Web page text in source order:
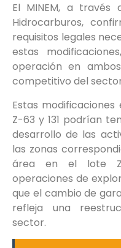
El MINEM, a través
Hidrocarburos,
requisitos legales
estas
operación en
competitivo del
Estas
Z-63 y 131 podrían
desarrollo de las
las zonas
área en el lote
operaciones de
que el cambio de
refleja una
sector.